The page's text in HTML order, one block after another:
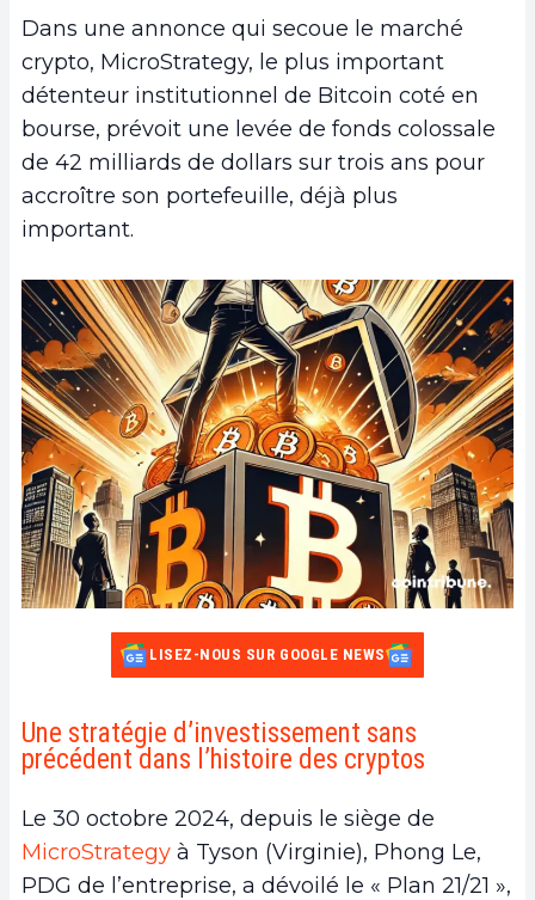
Dans une annonce qui secoue le marché
crypto, MicroStrategy, le plus important
détenteur institutionnel de Bitcoin coté en
bourse, prévoit une levée de fonds colossale
de 42 milliards de dollars sur trois ans pour
accroître son portefeuille, déjà plus
important.
LISEZ-NOUS SUR GOOGLE NEWS
Une stratégie d’investissement sans
précédent dans l’histoire des cryptos
Le 30 octobre 2024, depuis le siège de
MicroStrategy à Tyson (Virginie), Phong Le,
PDG de l’entreprise, a dévoilé le « Plan 21/21 »,